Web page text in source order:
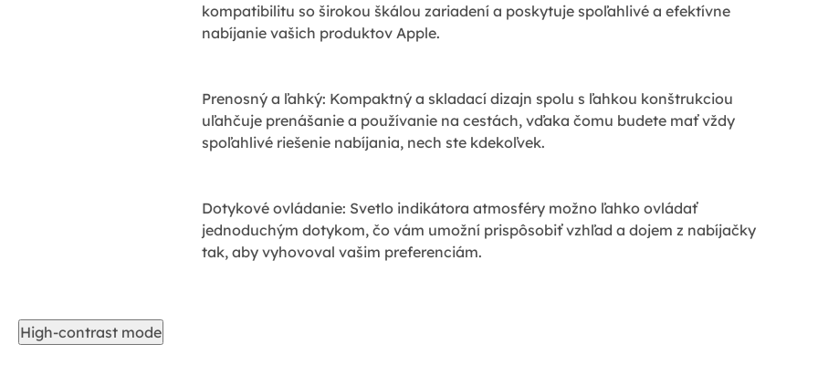
kompatibilitu so širokou škálou zariadení a poskytuje spoľahlivé a efektívne
nabíjanie vašich produktov Apple.
Prenosný a ľahký: Kompaktný a skladací dizajn spolu s ľahkou konštrukciou
uľahčuje prenášanie a používanie na cestách, vďaka čomu budete mať vždy
spoľahlivé riešenie nabíjania, nech ste kdekoľvek.
Dotykové ovládanie: Svetlo indikátora atmosféry možno ľahko ovládať
jednoduchým dotykom, čo vám umožní prispôsobiť vzhľad a dojem z nabíjačky
tak, aby vyhovoval vašim preferenciám.
High-contrast mode